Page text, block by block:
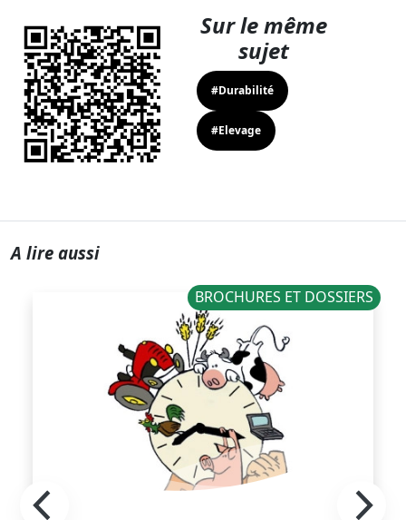
Sur le même
sujet
#Durabilité
#Elevage
A lire aussi
BROCHURES ET DOSSIERS